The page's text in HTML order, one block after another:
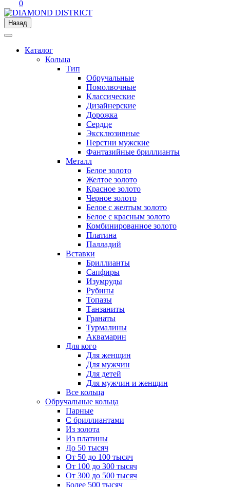
0
Назад
Каталог
Кольца
Тип
Обручальные
Помолвочные
Классические
Дизайнерские
Дорожка
Сердце
Эксклюзивные
Перстни мужские
Фантазийные бриллианты
Металл
Белое золото
Желтое золото
Красное золото
Черное золото
Белое с желтым золото
Белое с красным золото
Комбинированное золото
Платина
Палладий
Вставки
Бриллианты
Сапфиры
Изумруды
Рубины
Топазы
Танзаниты
Гранаты
Турмалины
Аквамарин
Для кого
Для женщин
Для мужчин
Для детей
Для мужчин и женщин
Все кольца
Обручальные кольца
Парные
С бриллиантами
Из золота
Из платины
До 50 тысяч
От 50 до 100 тысяч
От 100 до 300 тысяч
От 300 до 500 тысяч
Более 500 тысяч